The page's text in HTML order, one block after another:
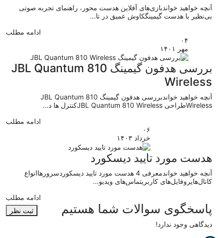
آنچه خواهید خواندبازی‌های آفلاین هدست محور، راهنمای تجربه صوتی
بی‌نظیر با هدست گیمینگکاوش عمیق در تا...
ادامه مطلب
۰۴
مهر
۱۴۰۱
بررسی هدفون گیمینگ JBL Quantum 810
Wireless
آنچه خواهید خواندبررسی هدفون گیمینگ JBL Quantum 810
Wirelessطراحی JBL Quantum 810 Wirelessکنترل ها د...
ادامه مطلب
۰۶
خرداد ۱۴۰۳
هدست مورد تایید دیسکورد
آنچه خواهید خواندمعرفی 4 هدست مورد تایید دیسکوردسرورهاانواع
کانال‌هاپروفایل‌های کاربریتماس‌های ویدیو...
ادامه مطلب
پاسخگوی سوالات شما هستیم
ثبت نظر
دیدگاهی وجود ندارد!